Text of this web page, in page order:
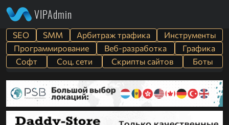
VIPAdmin
SEO SMM Арбитраж трафика
Инструменты
Программирование
Веб-разработка
Графика
Софт
Cоц. сети Скрипты сайтов Боты